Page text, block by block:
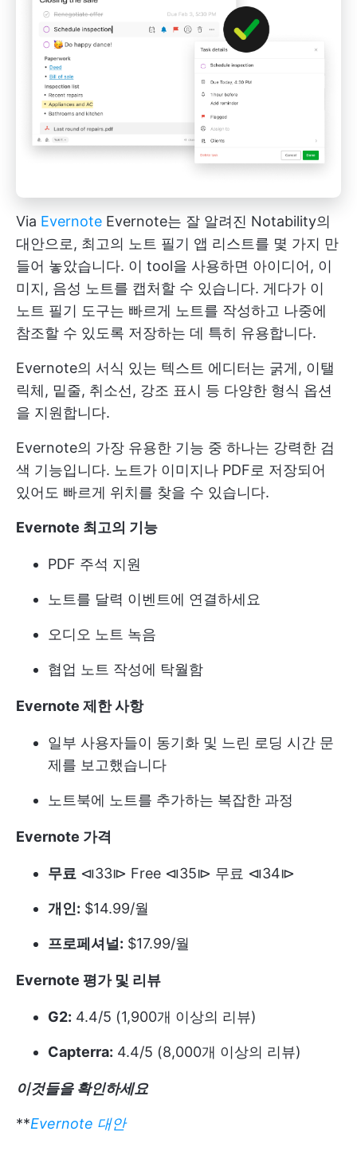
Via Evernote Evernote는 잘 알려진 Notability의
대안으로, 최고의 노트 필기 앱 리스트를 몇 가지 만
들어 놓았습니다. 이 tool을 사용하면 아이디어, 이
미지, 음성 노트를 캡처할 수 있습니다. 게다가 이
노트 필기 도구는 빠르게 노트를 작성하고 나중에
참조할 수 있도록 저장하는 데 특히 유용합니다.
Evernote의 서식 있는 텍스트 에디터는 굵게, 이탤
릭체, 밑줄, 취소선, 강조 표시 등 다양한 형식 옵션
을 지원합니다.
Evernote의 가장 유용한 기능 중 하나는 강력한 검
색 기능입니다. 노트가 이미지나 PDF로 저장되어
있어도 빠르게 위치를 찾을 수 있습니다.
Evernote 최고의 기능
PDF 주석 지원
노트를 달력 이벤트에 연결하세요
오디오 노트 녹음
협업 노트 작성에 탁월함
Evernote 제한 사항
일부 사용자들이 동기화 및 느린 로딩 시간 문
제를 보고했습니다
노트북에 노트를 추가하는 복잡한 과정
Evernote 가격
무료 ⧏33⧐ Free ⧏35⧐ 무료 ⧏34⧐
개인: $14.99/월
프로페셔널: $17.99/월
Evernote 평가 및 리뷰
G2: 4.4/5 (1,900개 이상의 리뷰)
Capterra: 4.4/5 (8,000개 이상의 리뷰)
이것들을 확인하세요
**Evernote 대안